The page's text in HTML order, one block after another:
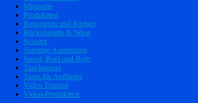
Miniserie
Produkttest
Reparieren und Kleben
Rückenplatte & Wing
Scooter
Sonstige Ausrüstung
Spool, Reel und Boje
Tauchanzug
Tipps für Anfänger
Video Tutorial
Video-Produkttest